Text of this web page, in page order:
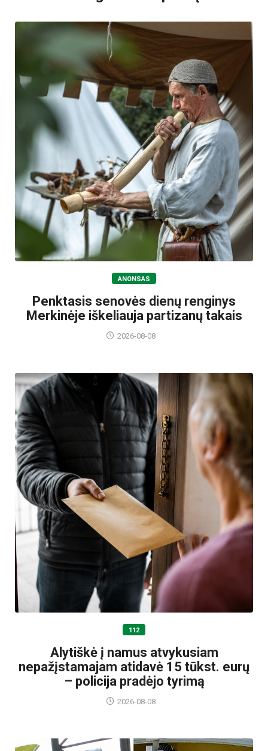
ANONSAS
Penktasis senovės dienų renginys
Merkinėje iškeliauja partizanų takais
2026-08-08
112
Alytiškė į namus atvykusiam
nepažįstamajam atidavė 15 tūkst. eurų
– policija pradėjo tyrimą
2026-08-08